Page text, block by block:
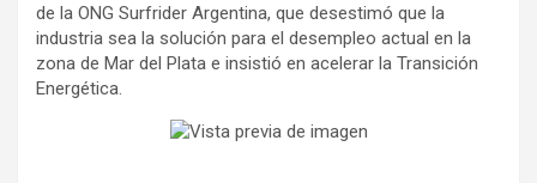
de la ONG Surfrider Argentina, que desestimó que la
industria sea la solución para el desempleo actual en la
zona de Mar del Plata e insistió en acelerar la Transición
Energética.